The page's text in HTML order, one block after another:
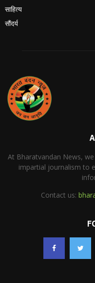
साहित्य
सौंदर्य
At Bharatvandan News,
impartial journalism to
Contact us: